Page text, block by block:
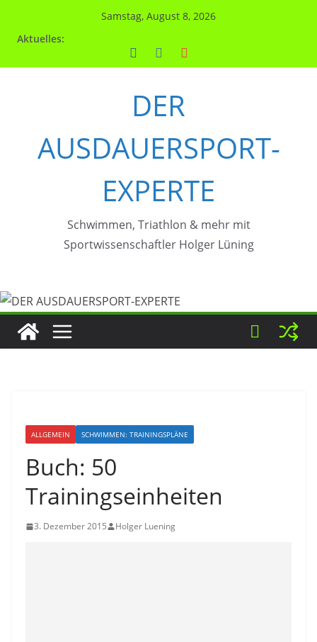
Samstag, August 8, 2026
Aktuelles:
DER
AUSDAUERSPORT-
EXPERTE
Schwimmen, Triathlon & mehr mit
Sportwissenschaftler Holger Lüning
ALLGEMEIN SCHWIMMEN: TRAININGSPLÄNE
Buch: 50
Trainingseinheiten
3. Dezember 2015 Holger Luening